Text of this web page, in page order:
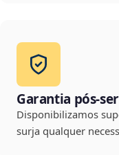
Garantia pós-
Disponibilizamos
surja qualquer